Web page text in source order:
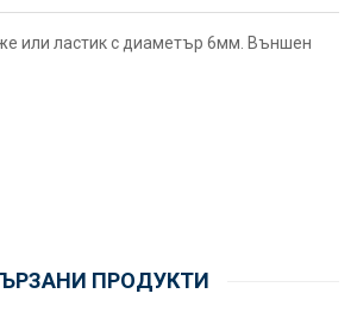
или ластик с диаметър 6мм. Външен
ПРОДУКТИ